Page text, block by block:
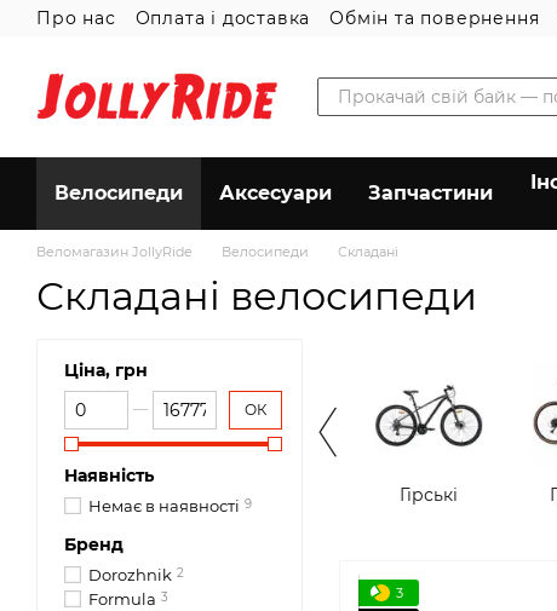
Перейти до основного контенту
Про нас Оплата і доставка Обмін та повернення
Велосипеди Аксесуари Запчастини
Веломагазин JollyRide Велосипеди Складані
Складані велосипеди
Гірські
3
Ціна, грн
Від Ціна, грн
До Ціна, грн ОК
Наявність
Немає в наявності 9
Бренд
Dorozhnik 2
Formula 3